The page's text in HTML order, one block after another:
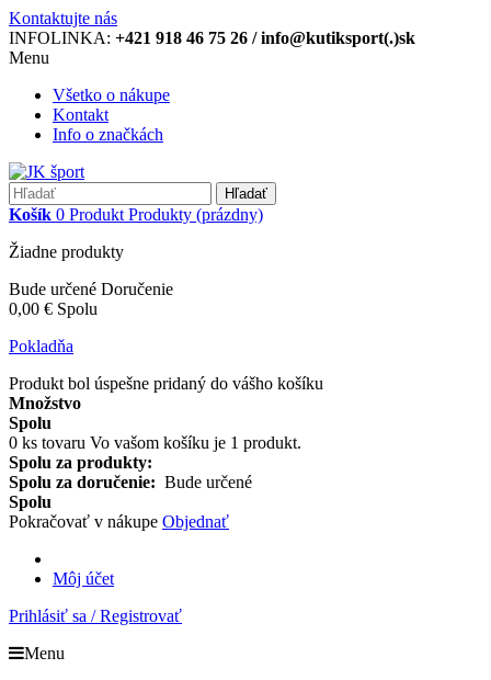
Kontaktujte nás
INFOLINKA: +421 918 46 75 26 / info@kutiksport(.)sk
Menu
Všetko o nákupe
Kontakt
Info o značkách
Hľadať
Košík 0 Produkt Produkty (prázdny)
Žiadne produkty
Bude určené Doručenie
0,00 € Spolu
Pokladňa
Produkt bol úspešne pridaný do vášho košíku
Množstvo
Spolu
0 ks tovaru Vo vašom košíku je 1 produkt.
Spolu za produkty:
Spolu za doručenie: Bude určené
Spolu
Pokračovať v nákupe Objednať
Môj účet
Prihlásiť sa / Registrovať
Menu